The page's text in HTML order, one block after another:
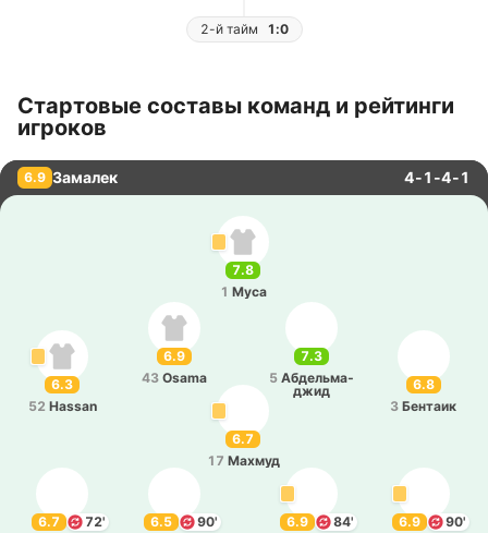
2-й тайм 1:0
Стартовые составы команд и рейтинги
игроков
6.9 Замалек 4-1-4-1
7.8
1 Муса
6.8
3 Бе­нтаик
7.3
5 Абде­льма­
джид
6.3
52 Hassan
6.9
43 Osama
6.7
17 Махмуд
6.9
84'
6.9
90'
6.7
72'
6.5
90'